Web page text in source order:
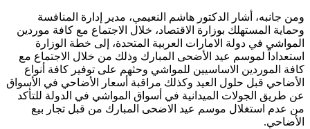
ومن جانبه، أشار الدكتور هاشم النعيمي، مدير إدارة المنافسة
وحماية المستهلك بوزارة الاقتصاد، خلال الاجتماع مع كافة موردين
المواشي في دولة الامارات العربية المتحدة، إلى خطة الوزارة
استعداداً لموسم عيد الأضحى المبارك وذلك من خلال الاجتماع مع
كافة الموردين الاساسيين للمواشي وحثهم على توفير كافة أنواع
الأضاحي قبل حلول العيد وكذلك مراقبة أسعار الأضاحي في الأسواق
عن طريق الجولات الميدانية في أسواق المواشي في الدولة للتأكد
من عدم استغلال موسم عيد الاضحى المبارك من قبل تجار بيع
الأضاحي.